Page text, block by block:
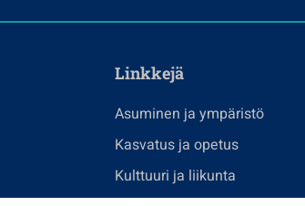
Linkkejä
Asuminen ja ympäristö
Kasvatus ja opetus
Kulttuuri ja liikunta